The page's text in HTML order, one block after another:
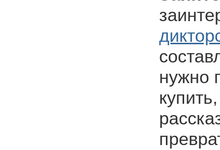
нужно